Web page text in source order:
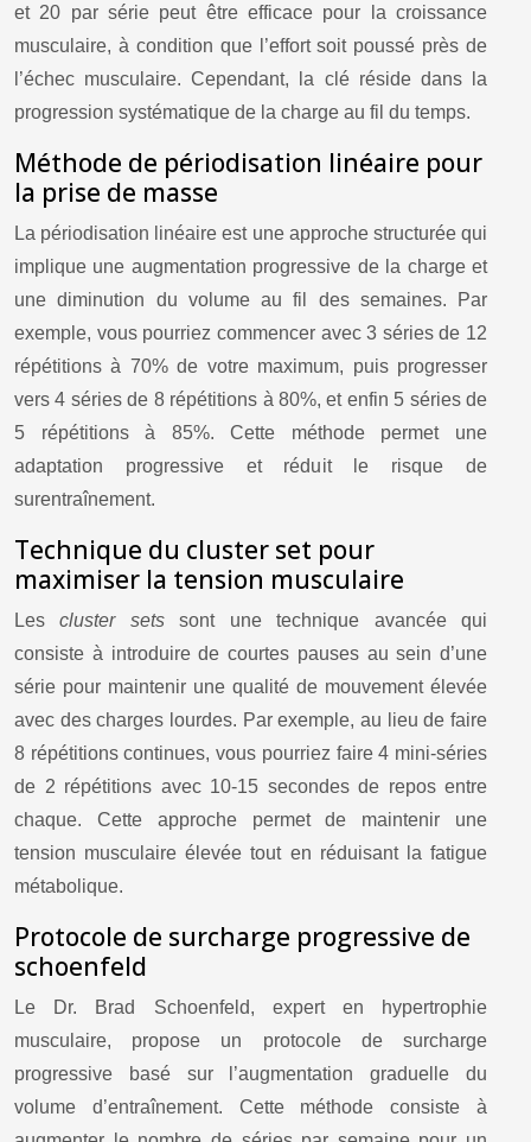
et 20 par série peut être efficace pour la croissance
musculaire, à condition que l’effort soit poussé près de
l’échec musculaire. Cependant, la clé réside dans la
progression systématique de la charge au fil du temps.
Méthode de périodisation linéaire pour
la prise de masse
La périodisation linéaire est une approche structurée qui
implique une augmentation progressive de la charge et
une diminution du volume au fil des semaines. Par
exemple, vous pourriez commencer avec 3 séries de 12
répétitions à 70% de votre maximum, puis progresser
vers 4 séries de 8 répétitions à 80%, et enfin 5 séries de
5 répétitions à 85%. Cette méthode permet une
adaptation progressive et réduit le risque de
surentraînement.
Technique du cluster set pour
maximiser la tension musculaire
Lescluster setssont une technique avancée qui
consiste à introduire de courtes pauses au sein d’une
série pour maintenir une qualité de mouvement élevée
avec des charges lourdes. Par exemple, au lieu de faire
8 répétitions continues, vous pourriez faire 4 mini-séries
de 2 répétitions avec 10-15 secondes de repos entre
chaque. Cette approche permet de maintenir une
tension musculaire élevée tout en réduisant la fatigue
métabolique.
Protocole de surcharge progressive de
schoenfeld
Le Dr. Brad Schoenfeld, expert en hypertrophie
musculaire, propose un protocole de surcharge
progressive basé sur l’augmentation graduelle du
volume d’entraînement. Cette méthode consiste à